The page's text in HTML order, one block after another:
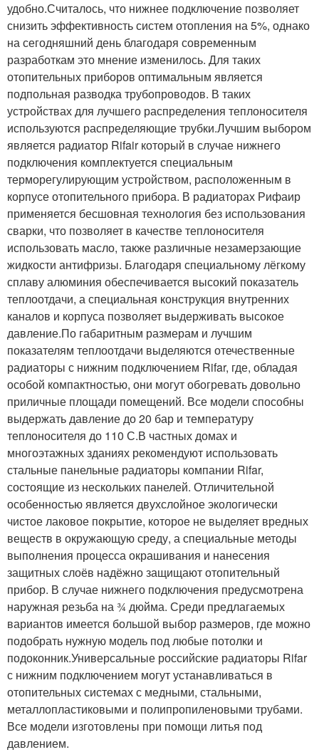
удобно.Считалось, что нижнее подключение позволяет
снизить эффективность систем отопления на 5%, однако
на сегодняшний день благодаря современным
разработкам это мнение изменилось. Для таких
отопительных приборов оптимальным является
подпольная разводка трубопроводов. В таких
устройствах для лучшего распределения теплоносителя
используются распределяющие трубки.Лучшим выбором
является радиатор Rifair который в случае нижнего
подключения комплектуется специальным
терморегулирующим устройством, расположенным в
корпусе отопительного прибора. В радиаторах Рифаир
применяется бесшовная технология без использования
сварки, что позволяет в качестве теплоносителя
использовать масло, также различные незамерзающие
жидкости антифризы. Благодаря специальному лёгкому
сплаву алюминия обеспечивается высокий показатель
теплоотдачи, а специальная конструкция внутренних
каналов и корпуса позволяет выдерживать высокое
давление.По габаритным размерам и лучшим
показателям теплоотдачи выделяются отечественные
радиаторы с нижним подключением Rifar, где, обладая
особой компактностью, они могут обогревать довольно
приличные площади помещений. Все модели способны
выдержать давление до 20 бар и температуру
теплоносителя до 110 С.В частных домах и
многоэтажных зданиях рекомендуют использовать
стальные панельные радиаторы компании Rifar,
состоящие из нескольких панелей. Отличительной
особенностью является двухслойное экологически
чистое лаковое покрытие, которое не выделяет вредных
веществ в окружающую среду, а специальные методы
выполнения процесса окрашивания и нанесения
защитных слоёв надёжно защищают отопительный
прибор. В случае нижнего подключения предусмотрена
наружная резьба на ¾ дюйма. Среди предлагаемых
вариантов имеется большой выбор размеров, где можно
подобрать нужную модель под любые потолки и
подоконник.Универсальные российские радиаторы Rifar
с нижним подключением могут устанавливаться в
отопительных системах с медными, стальными,
металлопластиковыми и полипропиленовыми трубами.
Все модели изготовлены при помощи литья под
давлением.